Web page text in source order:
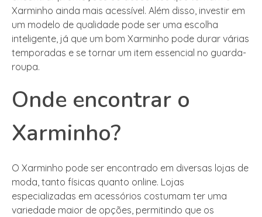
Xarminho ainda mais acessível. Além disso, investir em
um modelo de qualidade pode ser uma escolha
inteligente, já que um bom Xarminho pode durar várias
temporadas e se tornar um item essencial no guarda-
roupa.
Onde encontrar o
Xarminho?
O Xarminho pode ser encontrado em diversas lojas de
moda, tanto físicas quanto online. Lojas
especializadas em acessórios costumam ter uma
variedade maior de opções, permitindo que os